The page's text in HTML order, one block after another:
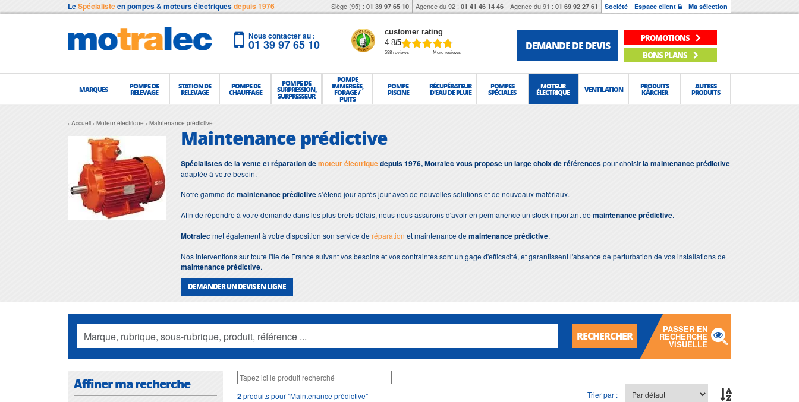
LeSpécialisteen pompes & moteurs électriquesdepuis 1976 Siège (95) : 01 39 97 65 10 Agence du 92 : 01 41 46 14 46 Agence du 91 : 01 69 92 27 61 Société Espace client Ma sélection
Nous contacter au :
01 39 97 65 10
customer rating
4.8/5
598 reviews More reviews
DEMANDE DE DEVIS
PROMOTIONS
BONS PLANS
MARQUES POMPE DE
RELEVAGE
STATION DE
RELEVAGE
POMPE DE
CHAUFFAGE
POMPE DE
SURPRESSION,
SURPRESSEUR
POMPE
IMMERGÉE,
FORAGE /
PUITS
POMPE
PISCINE
RÉCUPÉRATEUR
D'EAU DE PLUIE
POMPES
SPÉCIALES
MOTEUR
ÉLECTRIQUE VENTILATION PRODUITS
KÄRCHER
AUTRES
PRODUITS
Accueil Moteur électrique Maintenance prédictive
Maintenance prédictive
Spécialistes de la vente et réparation demoteur électriquedepuis 1976, Motralec vous propose un large choix de référencespour choisirla maintenance prédictive
adaptée à votre besoin.
Notre gamme demaintenance prédictives’étend jour après jour avec de nouvelles solutions et de nouveaux matériaux.
Afin de répondre à votre demande dans les plus brefs délais, nous nous assurons d'avoir en permanence un stock important demaintenance prédictive.
Motralecmet également à votre disposition son service deréparation et maintenance demaintenance prédictive.
Nos interventions sur toute l'Ile de France suivant vos besoins et vos contraintes sont un gage d'efficacité, et garantissent l'absence de perturbation de vos installations de
maintenance prédictive.
DEMANDER UN DEVIS EN LIGNE
RECHERCHER
PASSER EN
RECHERCHE
VISUELLE
Affiner ma recherche
2produits pour "Maintenance prédictive" Trier par :